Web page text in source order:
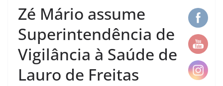
Zé Mário assume
Superintendência de
Vigilância à Saúde de
Lauro de Freitas